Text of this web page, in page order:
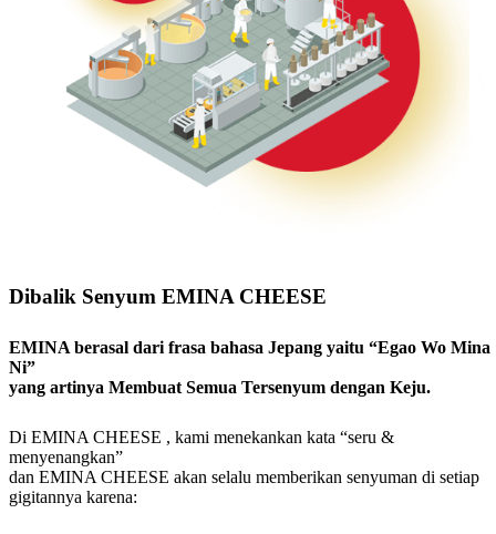
Dibalik Senyum EMINA CHEESE
EMINA berasal dari frasa bahasa Jepang yaitu “Egao Wo Mina
Ni”
yang artinya Membuat Semua Tersenyum dengan Keju.
Di EMINA CHEESE , kami menekankan kata “seru &
menyenangkan”
dan EMINA CHEESE akan selalu memberikan senyuman di setiap
gigitannya karena: